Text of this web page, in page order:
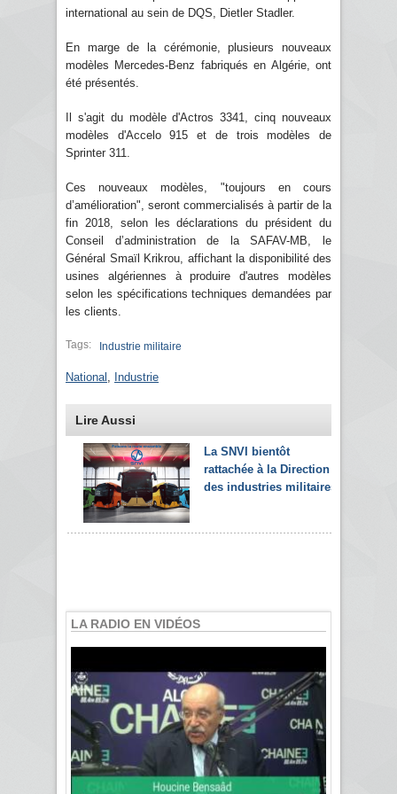
international au sein de DQS, Dietler Stadler.
En marge de la cérémonie, plusieurs nouveaux
modèles Mercedes-Benz fabriqués en Algérie, ont
été présentés.
Il s'agit du modèle d'Actros 3341, cinq nouveaux
modèles d'Accelo 915 et de trois modèles de
Sprinter 311.
Ces nouveaux modèles, "toujours en cours
d’amélioration", seront commercialisés à partir de la
fin 2018, selon les déclarations du président du
Conseil d’administration de la SAFAV-MB, le
Général Smaïl Krikrou, affichant la disponibilité des
usines algériennes à produire d'autres modèles
selon les spécifications techniques demandées par
les clients.
Tags: Industrie militaire
National , Industrie
Lire Aussi
La SNVI bientôt
rattachée à la Direction
des industries militaires
LA RADIO EN VIDÉOS